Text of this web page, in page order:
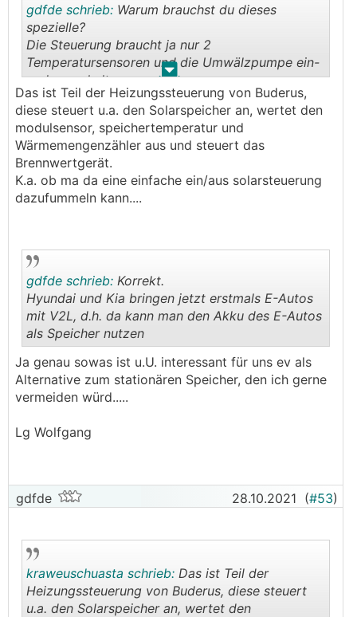
. .
gdfde schrieb: Warum brauchst du dieses
spezielle?
Die Steuerung braucht ja nur 2
Temperatursensoren und die Umwälzpumpe ein-
und ausschalten.
Das ist Teil der Heizungssteuerung von Buderus,
diese steuert u.a. den Solarspeicher an, wertet den
modulsensor, speichertemperatur und
Wärmemengenzähler aus und steuert das
Brennwertgerät.
K.a. ob ma da eine einfache ein/aus solarsteuerung
dazufummeln kann....
..
gdfde schrieb: Korrekt.
Hyundai und Kia bringen jetzt erstmals E-Autos
mit V2L, d.h. da kann man den Akku des E-Autos
als Speicher nutzen
Ja genau sowas ist u.U. interessant für uns ev als
Alternative zum stationären Speicher, den ich gerne
vermeiden würd.....
Lg Wolfgang
gdfde 28.10.2021 (#53)
kraweuschuasta schrieb: Das ist Teil der
Heizungssteuerung von Buderus, diese steuert
u.a. den Solarspeicher an, wertet den